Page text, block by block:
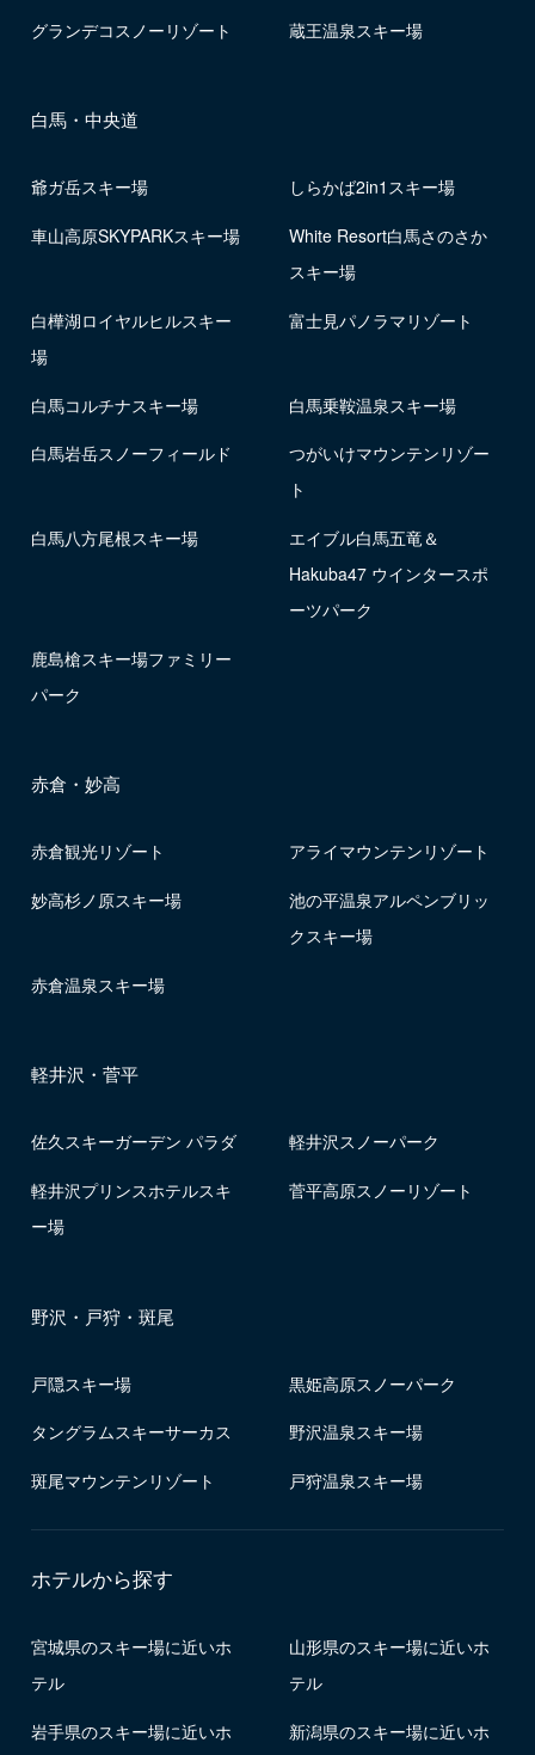
グランデコスノーリゾート 蔵王温泉スキー場
白馬・中央道
爺ガ岳スキー場 しらかば2in1スキー場
車山高原SKYPARKスキー場
White Resort白馬さのさか
スキー場
白樺湖ロイヤルヒルスキー
場
富士見パノラマリゾート
白馬コルチナスキー場 白馬乗鞍温泉スキー場
白馬岩岳スノーフィールド
つがいけマウンテンリゾー
ト
白馬八方尾根スキー場
エイブル白馬五竜＆
Hakuba47 ウインタースポ
ーツパーク
鹿島槍スキー場ファミリー
パーク
赤倉・妙高
赤倉観光リゾート アライマウンテンリゾート
妙高杉ノ原スキー場
池の平温泉アルペンブリッ
クスキー場
赤倉温泉スキー場
軽井沢・菅平
佐久スキーガーデン パラダ 軽井沢スノーパーク
軽井沢プリンスホテルスキ
ー場
菅平高原スノーリゾート
野沢・戸狩・斑尾
戸隠スキー場 黒姫高原スノーパーク
タングラムスキーサーカス 野沢温泉スキー場
斑尾マウンテンリゾート 戸狩温泉スキー場
ホテルから探す
宮城県のスキー場に近いホ
テル
山形県のスキー場に近いホ
テル
岩手県のスキー場に近いホ
新潟県のスキー場に近いホ